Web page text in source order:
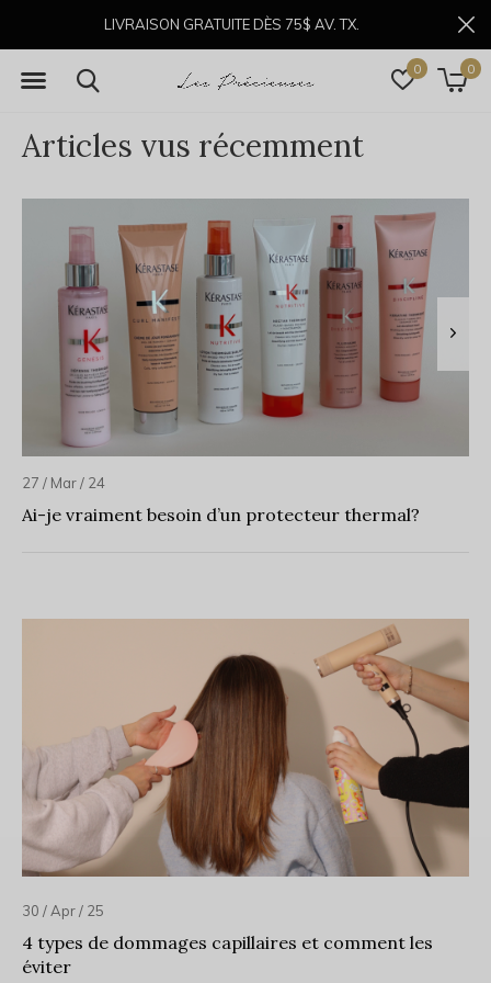
0 0
LIVRAISON GRATUITE DÈS 75$ AV. TX.
Articles vus récemment
27 / Mar / 24
Ai-je vraiment besoin d’un protecteur thermal?
30 / Apr / 25
4 types de dommages capillaires et comment les
éviter